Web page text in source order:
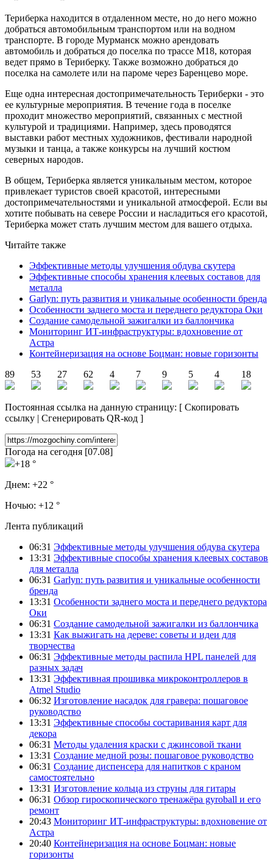
Териберка находится в отдаленном месте, но до него можно
добраться автомобильным транспортом или на водном
транспорте. В городе Мурманск можно арендовать
автомобиль и добраться до поселка по трассе М18, которая
ведет прямо в Териберку. Также возможно добраться до
поселка на самолете или на пароме через Баренцево море.
Еще одна интересная достопримечательность Териберки - это
ее культурные мероприятия. В течение года в поселке
проходит множество мероприятий, связанных с местной
культурой и традициями. Например, здесь проводятся
выставки работ местных художников, фестивали народной
музыки и танца, а также конкурсы на лучший костюм
северных народов.
В общем, Териберка является уникальным местом, которое
привлекает туристов своей красотой, интересными
достопримечательностями и уникальной атмосферой. Если вы
хотите побывать на севере России и насладиться его красотой,
Териберка может стать лучшим местом для вашего отдыха.
Читайте также
Эффективные методы улучшения обдува скутера
Эффективные способы хранения клеевых составов для
металла
Garlyn: путь развития и уникальные особенности бренда
Особенности заднего моста и переднего редуктора Оки
Создание самодельной зажигалки из баллончика
Мониторинг ИТ-инфраструктуры: вдохновение от
Астра
Контейнеризация на основе Боцман: новые горизонты
89
53 27 62 4 7 9 5 4 18
Постоянная ссылка на данную страницу: [ Скопировать
ссылку | Сгенерировать QR-код ]
Погода на сегодня [07.08]
+18 °
Днем: +22 °
Ночью: +12 °
Лента публикаций
06:31 Эффективные методы улучшения обдува скутера
13:31 Эффективные способы хранения клеевых составов
для металла
06:31 Garlyn: путь развития и уникальные особенности
бренда
13:31 Особенности заднего моста и переднего редуктора
Оки
06:31 Создание самодельной зажигалки из баллончика
13:31 Как выжигать на дереве: советы и идеи для
творчества
06:31 Эффективные методы распила HPL панелей для
разных задач
13:31 Эффективная прошивка микроконтроллеров в
Atmel Studio
06:32 Изготовление насадок для гравера: пошаговое
руководство
13:31 Эффективные способы состаривания карт для
декора
06:31 Методы удаления краски с джинсовой ткани
13:31 Создание медной розы: пошаговое руководство
06:31 Создание диспенсера для напитков с краном
самостоятельно
13:31 Изготовление кольца из струны для гитары
06:31 Обзор гироскопического тренажёра gyroball и его
ремонт
20:43 Мониторинг ИТ-инфраструктуры: вдохновение от
Астра
20:40 Контейнеризация на основе Боцман: новые
горизонты